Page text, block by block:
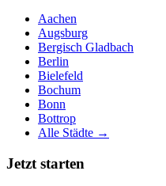
Aachen
Augsburg
Bergisch Gladbach
Berlin
Bielefeld
Bochum
Bonn
Bottrop
Alle Städte →
Jetzt starten